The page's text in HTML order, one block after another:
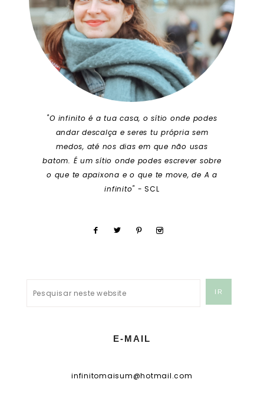
"O infinito é a tua casa, o sítio onde podes
andar descalça e seres tu própria sem
medos, até nos dias em que não usas
batom. É um sítio onde podes escrever sobre
o que te apaixona e o que te move, de A a
infinito" - SCL
E-MAIL
infinitomaisum@hotmail.com